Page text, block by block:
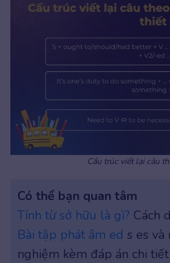
Cấu trúc viết lại câu
Có thể bạn quan tâm
Tính từ sở hữu là gì? Cách
Bài tập phát âm ed s es và
nghiệm kèm đáp án chi